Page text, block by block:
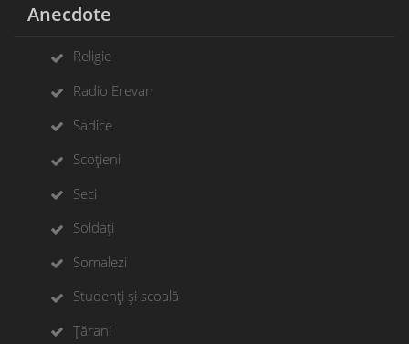
Anecdote
Religie
Radio Erevan
Sadice
Scoțieni
Seci
Soldați
Somalezi
Studenți și scoală
Țărani